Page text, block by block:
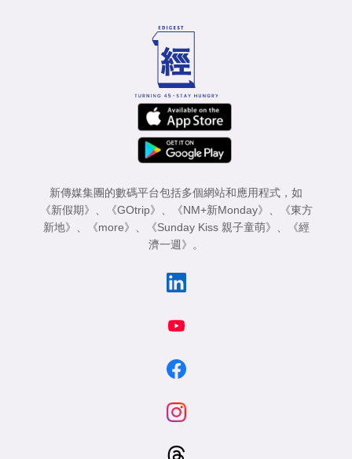
新傳媒集團的數碼平台包括多個網站和應用程式，如
《新假期》 、 《GOtrip》 、 《NM+新Monday》 、
《東方
新地》 、 《more》 、 《Sunday Kiss 親子童萌》 、
《經
濟一週》 。